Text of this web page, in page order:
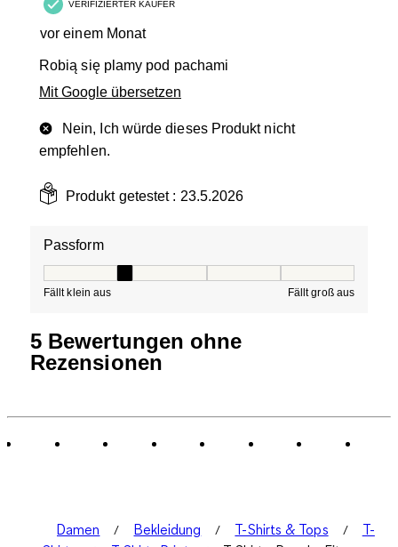
VERIFIZIERTER KÄUFER
vor einem Monat
Robią się plamy pod pachami
Mit Google übersetzen
Nein, Ich würde dieses Produkt nicht
empfehlen.
Produkt getestet : 23.5.2026
Passform
Fällt klein aus Fällt groß aus
5 Bewertungen ohne
Rezensionen
Damen Bekleidung T-Shirts & Tops
T-